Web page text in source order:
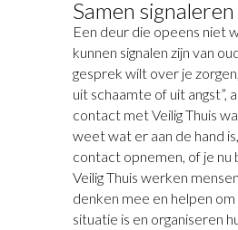
Samen
Een deur die opeens niet
kunnen signalen zijn van
gesprek wilt over je
uit schaamte of uit angst”,
contact met Veilig Thuis
weet wat er aan de hand
contact opnemen, of je
Veilig Thuis werken
denken mee en helpen
situatie is en organiseren